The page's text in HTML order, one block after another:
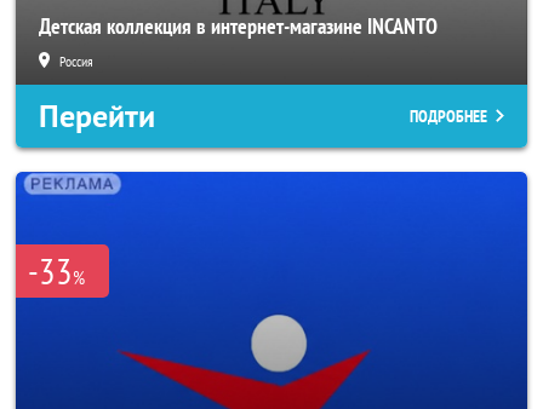
Детская коллекция в интернет-магазине INCANTO
Россия
Перейти ПОДРОБНЕЕ
-33%